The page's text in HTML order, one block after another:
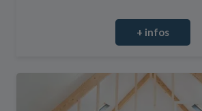
+ infos